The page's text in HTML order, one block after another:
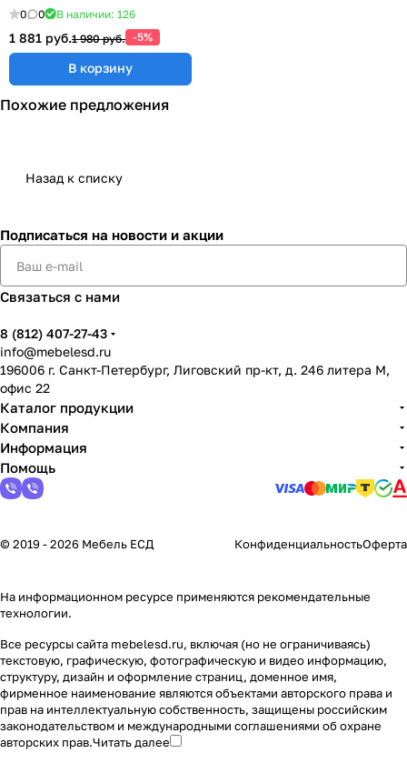
0 0 В наличии: 126
1 881 руб.1 980 руб. -5%
В корзину
Похожие предложения
Назад к списку
Подписаться на новости и акции
Связаться с нами
8 (812) 407-27-43
info@mebelesd.ru
196006 г. Санкт-Петербург, Лиговский пр-кт, д. 246 литера М,
офис 22
Каталог продукции
Компания
Информация
Помощь
© 2019 - 2026 Мебель ЕСД КонфиденциальностьОферта
На информационном ресурсе применяются рекомендательные
технологии.
Все ресурсы сайта mebelesd.ru, включая (но не ограничиваясь)
текстовую, графическую, фотографическую и видео информацию,
структуру, дизайн и оформление страниц, доменное имя,
фирменное наименование являются объектами авторского права и
прав на интеллектуальную собственность, защищены российским
законодательством и международными соглашениями об охране
авторских прав.Читать далее